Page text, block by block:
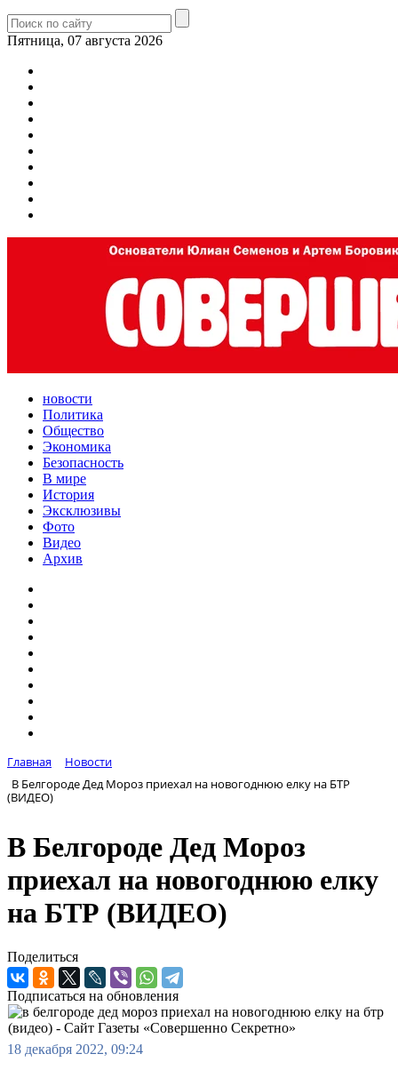
Пятница, 07 августа 2026
новости
Политика
Общество
Экономика
Безопасность
В мире
История
Эксклюзивы
Фото
Видео
Архив
Главная
Новости
В Белгороде Дед Мороз приехал на новогоднюю елку на БТР
(ВИДЕО)
В Белгороде Дед Мороз
приехал на новогоднюю елку
на БТР (ВИДЕО)
Поделиться
Подписаться на обновления
18 декабря 2022, 09:24